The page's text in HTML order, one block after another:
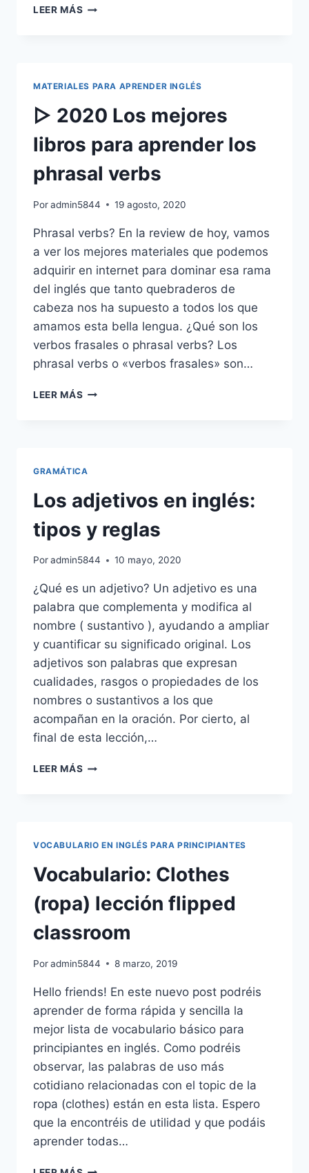
LEER MÁS ¿CUÁLES
MANY?
MATERIALES PARA APRENDER INGLÉS
▷ 2020 Los mejores
libros para aprender los
phrasal verbs
Poradmin5844 19 agosto, 2020
Phrasal verbs? En la review de hoy, vamos
a ver los mejores materiales que podemos
adquirir en internet para dominar esa rama
del inglés que tanto quebraderos de
cabeza nos ha supuesto a todos los que
amamos esta bella lengua. ¿Qué son los
verbos frasales o phrasal verbs? Los
phrasal verbs o «verbos frasales» son…
LEER MÁS
LOS
PHRASAL
GRAMÁTICA
Los adjetivos en inglés:
tipos y reglas
Poradmin5844 10 mayo, 2020
¿Qué es un adjetivo? Un adjetivo es una
palabra que complementa y modifica al
nombre ( sustantivo ), ayudando a ampliar
y cuantificar su significado original. Los
adjetivos son palabras que expresan
cualidades, rasgos o propiedades de los
nombres o sustantivos a los que
acompañan en la oración. Por cierto, al
final de esta lección,…
LEER MÁS LOS
VOCABULARIO EN INGLÉS PARA PRINCIPIANTES
Vocabulario: Clothes
(ropa) lección flipped
classroom
Poradmin5844 8 marzo, 2019
Hello friends! En este nuevo post podréis
aprender de forma rápida y sencilla la
mejor lista de vocabulario básico para
principiantes en inglés. Como podréis
observar, las palabras de uso más
cotidiano relacionadas con el topic de la
ropa (clothes) están en esta lista. Espero
que la encontréis de utilidad y que podáis
aprender todas…
VOCABULARIO: